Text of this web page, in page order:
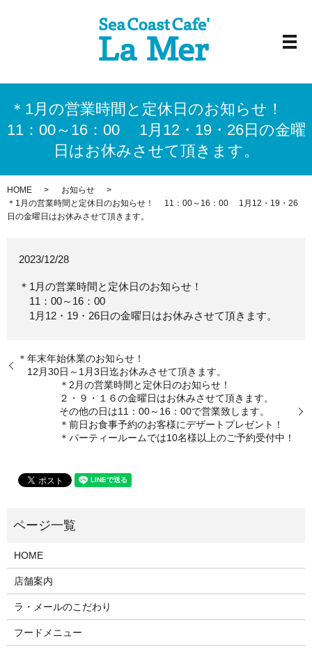
メ
＊1月の営業時間と定休日のお知らせ！
11：00～16：00 1月12・19・26日の金曜
日はお休みさせて頂きます。
HOME
お知らせ
＊1月の営業時間と定休日のお知らせ！ 11：00～16：00 1月12・19・26
日の金曜日はお休みさせて頂きます。
2023/12/28
＊1月の営業時間と定休日のお知らせ！
11：00～16：00
1月12・19・26日の金曜日はお休みさせて頂きます。
＊年末年始休業のお知らせ！
12月30日～1月3日迄お休みさせて頂きます。
＊2月の営業時間と定休日のお知らせ！
２・９・１６の金曜日はお休みさせて頂きます。
その他の日は11：00～16：00で営業致します。
＊前日お食事予約のお客様にデザートプレゼント！
＊パーティールームでは10名様以上のご予約受付中！
HOME
店舗案内
ラ・メールのこだわり
フードメニュー